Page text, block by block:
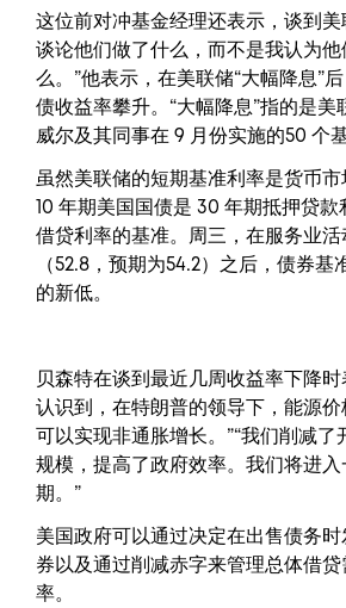
这位前对冲基金经理还表示，谈到美
谈论他们做了什么，而不是我认为
么。”他表示，在美联储“大幅降息”
债收益率攀升。“大幅降息”指的是美
威尔及其同事在 9 月份实施的50 个
虽然美联储的短期基准利率是货币市
10 年期美国国债是 30 年期抵押贷
借贷利率的基准。周三，在服务业活
（52.8，预期为54.2）之​​后，债券基
的新低。
贝森特在谈到最近几周收益率下降时
认识到，在特朗普的领导下，能源价
可以实现非通胀增长。”“我们削减了
规模，提高了政府效率。我们将进入
期。”
美国政府可以通过决定在出售债务
券以及通过削减赤字来管理总体借
率。